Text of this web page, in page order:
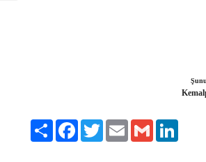
Paylaş FacebookTwitter Email Gmail